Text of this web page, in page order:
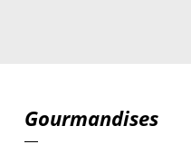
Gourmandises